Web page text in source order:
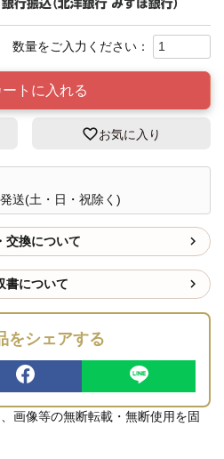
ートに入れる
お気に入り
送(土・日・祝除く)
交換について
書について
をシェアする
画像等の無断転載・無断使用を固